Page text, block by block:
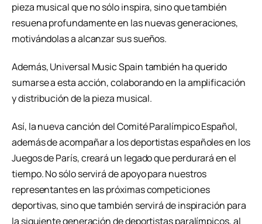
pieza musical que no sólo inspira, sino que también
resuena profundamente en las nuevas generaciones,
motivándolas a alcanzar sus sueños.
Además, Universal Music Spain también ha querido
sumarse a esta acción, colaborando en la amplificación
y distribución de la pieza musical.
Así, la nueva canción del Comité Paralímpico Español,
además de acompañar a los deportistas españoles en los
Juegos de París, creará un legado que perdurará en el
tiempo. No sólo servirá de apoyo para nuestros
representantes en las próximas competiciones
deportivas, sino que también servirá de inspiración para
la siguiente generación de deportistas paralímpicos, al